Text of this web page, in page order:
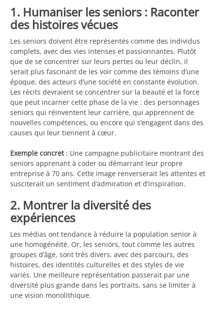
1. Humaniser les seniors : Raconter
des histoires vécues
Les seniors doivent être représentés comme des individus
complets, avec des vies intenses et passionnantes. Plutôt
que de se concentrer sur leurs pertes ou leur déclin, il
serait plus fascinant de les voir comme des témoins d’une
époque, des acteurs d’une société en constante évolution.
Les récits devraient se concentrer sur la beauté et la force
que peut incarner cette phase de la vie : des personnages
seniors qui réinventent leur carrière, qui apprennent de
nouvelles compétences, ou encore qui s’engagent dans des
causes qui leur tiennent à cœur.
Exemple concret: Une campagne publicitaire montrant des
seniors apprenant à coder ou démarrant leur propre
entreprise à 70 ans. Cette image renverserait les attentes et
susciterait un sentiment d’admiration et d’inspiration.
2. Montrer la diversité des
expériences
Les médias ont tendance à réduire la population senior à
une homogénéité. Or, les seniors, tout comme les autres
groupes d’âge, sont très divers, avec des parcours, des
histoires, des identités culturelles et des styles de vie
variés. Une meilleure représentation passerait par une
diversité plus grande dans les portraits, sans se limiter à
une vision monolithique.